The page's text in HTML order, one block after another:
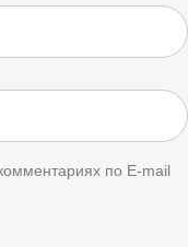
по E-mail